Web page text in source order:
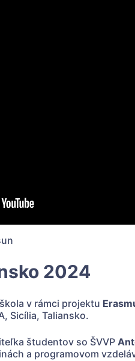
2024
v rámci projektu
Sicília, Taliansko.
študentov so ŠVVP
a programovom